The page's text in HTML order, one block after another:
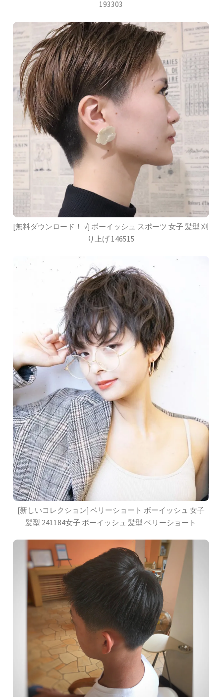
193303
[無料ダウンロード！ √] ボーイッシュ スポーツ 女子 髪型 刈
り上げ 146515
[新しいコレクション] ベリーショート ボーイッシュ 女子
髪型 241184女子 ボーイッシュ 髪型 ベリーショート